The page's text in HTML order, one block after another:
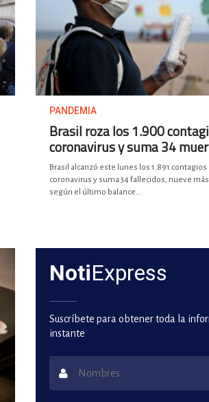
PANDEMIA
Brasil roza los 1.900
coronavirus y suma 34
Brasil alcanzó este lunes los 1.891
coronavirus y suma 34 fallecidos, nueve
según el último balance...
NotiExpress
Suscríbete para obtener toda la
instante